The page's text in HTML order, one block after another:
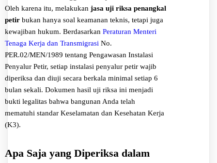
Oleh karena itu, melakukan jasa uji riksa penangkal
petir bukan hanya soal keamanan teknis, tetapi juga
kewajiban hukum. Berdasarkan Peraturan Menteri
Tenaga Kerja dan Transmigrasi No.
PER.02/MEN/1989 tentang Pengawasan Instalasi
Penyalur Petir, setiap instalasi penyalur petir wajib
diperiksa dan diuji secara berkala minimal setiap 6
bulan sekali. Dokumen hasil uji riksa ini menjadi
bukti legalitas bahwa bangunan Anda telah
mematuhi standar Keselamatan dan Kesehatan Kerja
(K3).
Apa Saja yang Diperiksa dalam